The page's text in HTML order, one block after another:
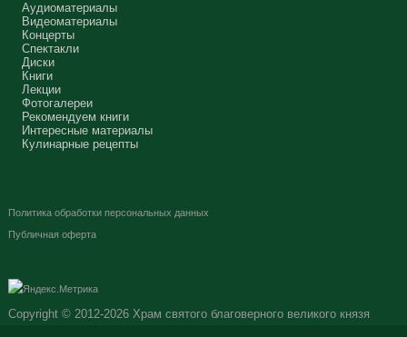
Аудиоматериалы
Видеоматериалы
Концерты
Спектакли
Диски
Книги
Лекции
Фотогалереи
Рекомендуем книги
Интересные материалы
Кулинарные рецепты
Политика обработки персональных данных
Публичная оферта
Copyright © 2012-2026 Храм святого благоверного великого князя